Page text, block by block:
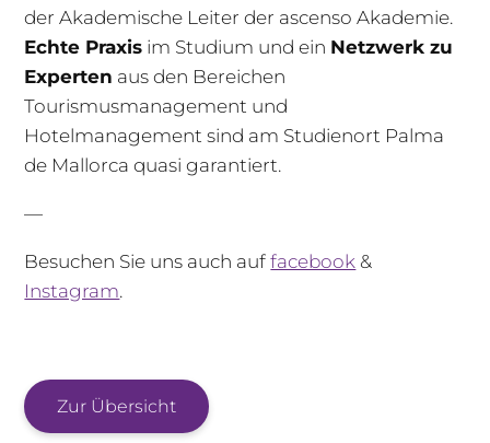
der Akademische Leiter der ascenso Akademie.
Echte Praxis im Studium und ein Netzwerk zu
Experten aus den Bereichen
Tourismusmanagement und
Hotelmanagement sind am Studienort Palma
de Mallorca quasi garantiert.
—
Besuchen Sie uns auch auffacebook &
Instagram.
Zur Übersicht